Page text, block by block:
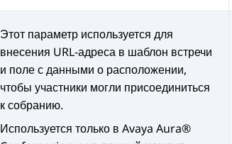
Этот параметр используется для
внесения URL-адреса в шаблон встречи
и поле с данными о расположении,
чтобы участники могли присоединиться
к собранию.
Используется только в Avaya Aura®